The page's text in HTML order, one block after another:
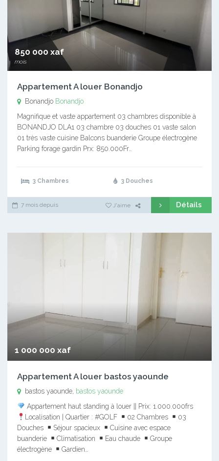
850 000 xaf
mois
Appartement A louer Bonandjo
Bonandjo Bonandjo
Magnifique et vaste appartement 03 chambres disponible à
BONANDJO DLA1 03 chambre 03 douches 01 vaste salon
01 très vaste cuisine Balcons buanderie Groupe électrogène
Parking forage gardin Prx: 850.000Fr…
3 Chambres 3 Douches
7 mois depuis J'aime Détails
1 000 000 xaf
Appartement A louer bastos yaounde
bastos yaounde, bastos yaounde
Appartement haut standing à louer || Prix: 1.000.000frs
Localisation | Quartier : #GOLF
02 Chambres
03
Douches
Séjour spacieux
Cuisine avec espace
buanderie
Climatisation Eau chaude
Groupe
électrogène
Gardien…